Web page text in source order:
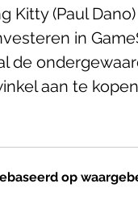
Kitty (Paul
in
de
aan te
op